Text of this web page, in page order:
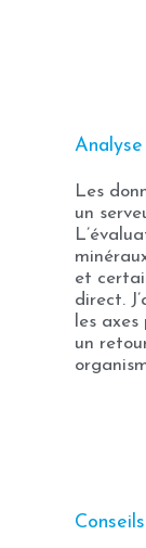
Les
un
et
direct.
les
un